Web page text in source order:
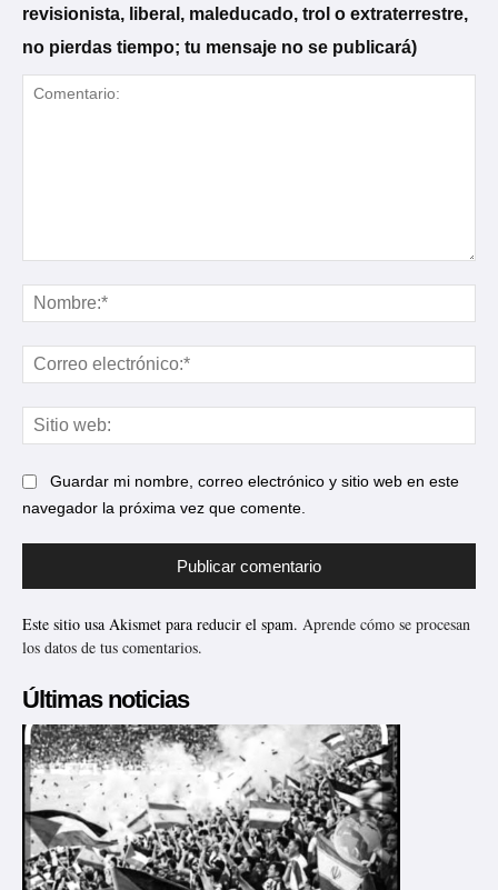
revisionista, liberal, maleducado, trol o extraterrestre,
no pierdas tiempo; tu mensaje no se publicará)
Guardar mi nombre, correo electrónico y sitio web en este
navegador la próxima vez que comente.
Este sitio usa Akismet para reducir el spam. Aprende cómo se procesan
los datos de tus comentarios.
Últimas noticias